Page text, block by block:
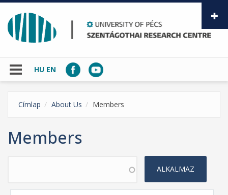
Skip to main content
HU EN
Címlap About Us Members
Members